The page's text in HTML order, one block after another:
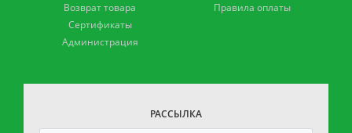
Возврат товара
Сертификаты
Администрация
Правила оплаты
РАССЫЛКА